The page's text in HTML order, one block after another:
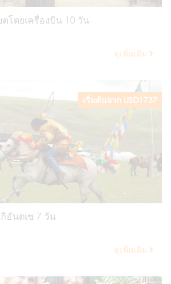
โดยเครื่องบิน 10 วัน
ดูเพิ่มเติม
เริ่มต้นจาก USD1737
อันตเซ 7 วัน
ดูเพิ่มเติม